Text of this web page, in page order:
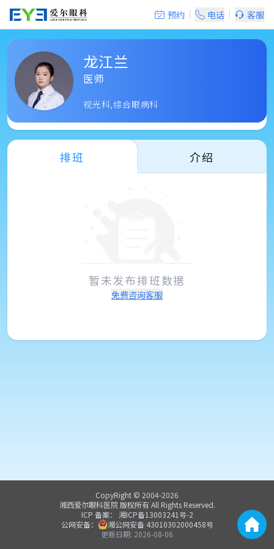
预约 电话 客服
龙江兰
医师
视光科,综合眼病科
排班 介绍
暂未发布排班数据
免费咨询客服
CopyRight © 2004-2026
湘西爱尔眼科医院版权所有 All Rights Reserved.
ICP 备案： 湘ICP备13003241号-2
公网安备：
湘公网安备 43010302000458号
更新日期: 2026-08-06